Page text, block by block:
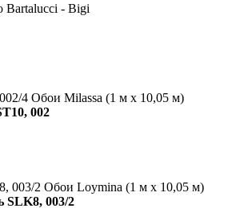
Bartalucci - Bigi
4 Обои Milassa (1 м х 10,05 м)
002
003/2 Обои Loymina (1 м х 10,05 м)
003/2